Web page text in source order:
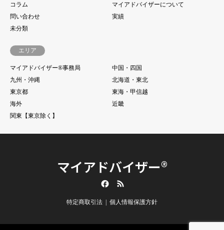
コラム
マイアドバイザーについて
問い合わせ
実績
未分類
エリア
マイアドバイザー®事務局
中国・四国
九州・沖縄
北海道・東北
東京都
東海・甲信越
海外
近畿
関東【東京除く】
マイアドバイザー®
特定商取引法 個人情報保護方針